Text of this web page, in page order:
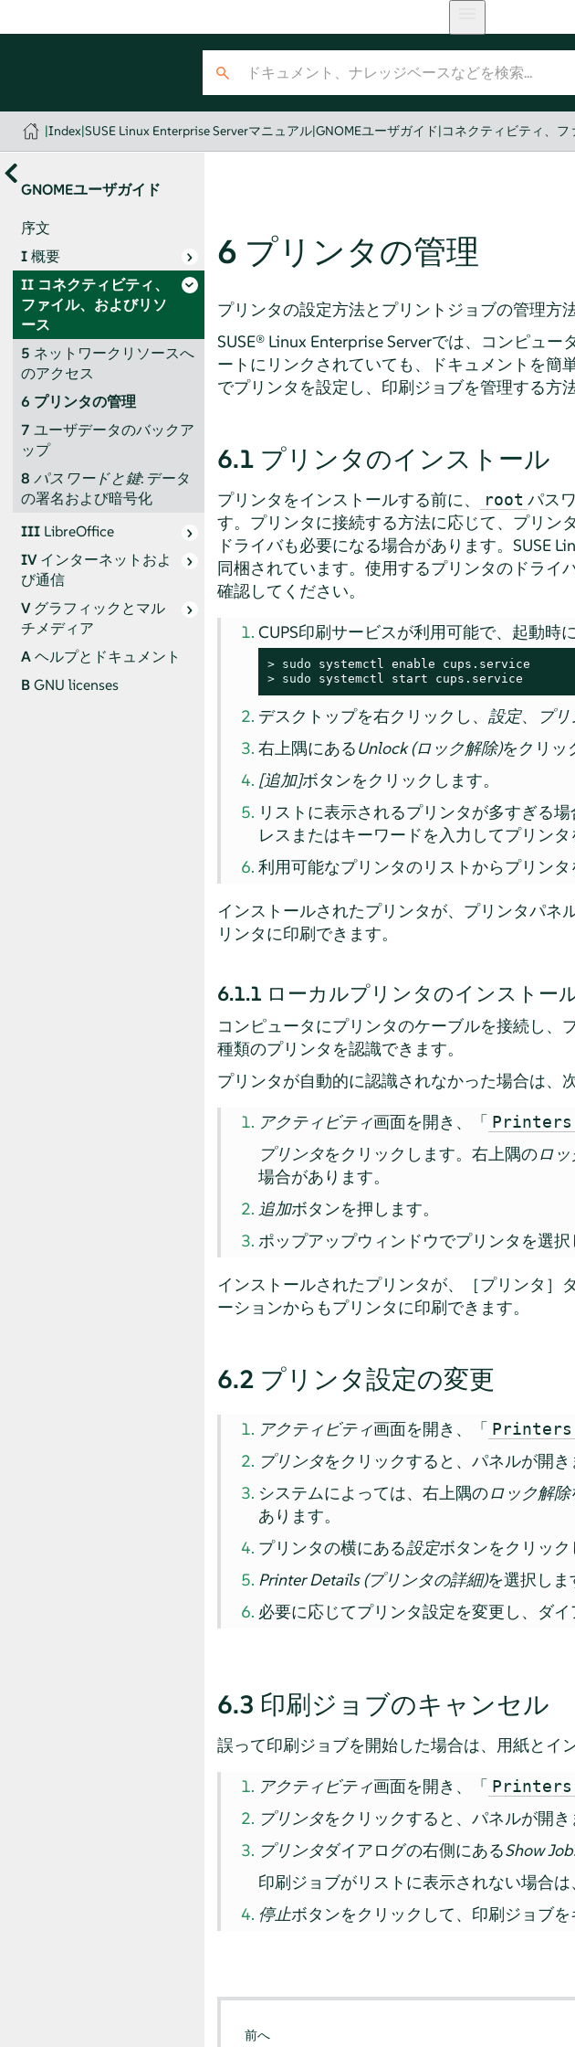
|Index|SUSE Linux Enterprise Serverマニュアル|GNOMEユーザガイド|コネクティビティ、
GNOMEユーザガイド
序文
I概要
II コネクティビティ、
ファイル、およびリソ
ース
5 ネットワークリソースへ
のアクセス
6 プリンタの管理
7 ユーザデータのバックア
ップ
8 パスワードと鍵: データ
の署名および暗号化
III LibreOffice
IVインターネットおよ
び通信
Vグラフィックとマル
チメディア
Aヘルプとドキュメント
BGNU licenses
6 プリンタの管理
プリンタの設定方法とプリントジョブの管理方
SUSE® Linux Enterprise Serverでは、コンピュー
ートにリンクされていても、ドキュメントを簡
でプリンタを設定し、印刷ジョブを管理する方
6.1 プリンタのインストール
プリンタをインストールする前に、 root パス
す。プリンタに接続する方法に応じて、プリン
ドライバも必要になる場合があります。 SUSE
同梱されています。使用するプリンタのドライ
確認してください。
CUPS印刷サービスが利用可能で、起動時
> sudo
> sudo systemctl start cups.service
デスクトップを右クリックし、設定、 プ
右上隅にあるUnlock (ロック解除)をクリッ
[追加]ボタンをクリックします。
リストに表示されるプリンタが多すぎる
レスまたはキーワードを入力してプリンタ
利用可能なプリンタのリストからプリンタ
インストールされたプリンタが、プリンタパネ
リンタに印刷できます。
6.1.1 ローカルプリンタのインストー
コンピュータにプリンタのケーブルを接続し、
種類のプリンタを認識できます。
プリンタが自動的に認識されなかった場合は、
アクティビティ画面を開き、「 Printers
プリンタをクリックします。右上隅のロ
場合があります。
追加ボタンを押します。
ポップアップウィンドウでプリンタを選択
インストールされたプリンタが、［プリンタ］
ーションからもプリンタに印刷できます。
6.2 プリンタ設定の変更
アクティビティ画面を開き、「 Printers
プリンタをクリックすると、パネルが開き
システムによっては、右上隅のロック解除
あります。
プリンタの横にある設定ボタンをクリック
Printer Details (プリンタの詳細)を選択しま
必要に応じてプリンタ設定を変更し、ダイ
6.3 印刷ジョブのキャンセル
誤って印刷ジョブを開始した場合は、用紙とイ
アクティビティ画面を開き、「 Printers
プリンタをクリックすると、パネルが開き
プリンタダイアログの右側にあるShow
印刷ジョブがリストに表示されない場合
停止ボタンをクリックして、印刷ジョブを
前へ